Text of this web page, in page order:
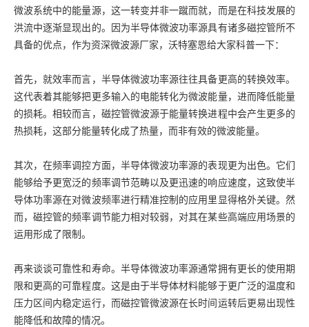
微波系统中的能量源，这一转变并非一蹴而就，而是在科技发展的
洪流中逐渐显现出的。因为半导体微波功率源具有诸多磁控管所不
具备的优点，作为资深微波源厂家，沃特塞恩给大家科普一下：
首先，就效率而言，半导体微波功率源往往具备更高的转换效率。
这代表着其能够把更多输入的电能转化为微波能量，进而降低能量
的损耗。相较而言，磁控管微波源于能量转换进程中会产生更多的
热损耗，这部分能量转化成了热量，而非有效的微波能量。
其次，在频率调控方面，半导体微波功率源的表现更为出色。它们
能够给予更宽泛的频率调节范畴以及更迅速的响应速度，这致使半
导体功率源在对微波频率进行精准控制的应用里显得格外关键。然
而，磁控管的频率调节能力相对较弱，对其在某些高端应用场景的
运用形成了限制。
再来谈谈可靠性和寿命。半导体微波功率源通常拥有更长的使用期
限和更高的可靠程度。这是由于半导体材料能够于更广泛的温度和
压力区间内稳定运行，而磁控管微波源在长时间运转后更易出现性
能降低和故障的情况。